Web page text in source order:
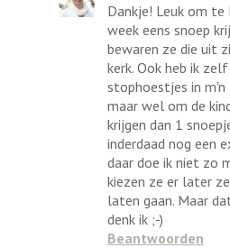
Dankje! Leuk om te
week eens snoep
bewaren ze die uit
kerk. Ook heb ik
stophoestjes in
maar wel om de
krijgen dan 1
inderdaad nog een
daar doe ik niet zo
kiezen ze er later
laten gaan. Maar
denk ik ;-)
Beantwoorden